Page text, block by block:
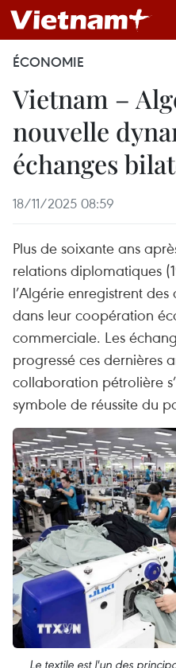
ÉCONOMIE
Vietnam –
nouvelle
échanges
18/11/2025 08:59
Plus de soixante ans
relations diplomatiques
l’Algérie enregistrent
dans leur coopération
commerciale. Les
progressé ces dernières
collaboration pétrolière
symbole de réussite du
Le textile est l'un des